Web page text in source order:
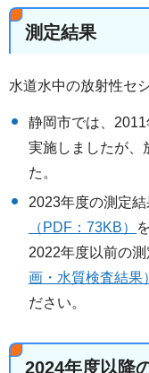
測定結果
水道水中の放射性セ
静岡市では、
実施しましたが、
た。
2023年度の測定結
（PDF：73KB）
2022年度以前の測
画・水質検査結果
ださい。
2024年度以降